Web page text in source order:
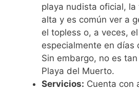
playa nudista oficial,
alta y es común ver a
el topless o, a veces,
especialmente en días
Sin embargo, no es
Playa del Muerto.
Servicios: Cuenta con